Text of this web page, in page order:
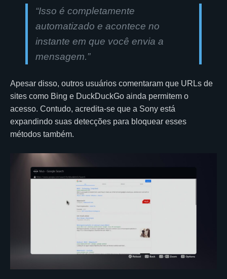
“Isso é completamente
automatizado e acontece no
instante em que você envia a
mensagem.”
Apesar disso, outros usuários comentaram que URLs de
sites como Bing e DuckDuckGo ainda permitem o
acesso. Contudo, acredita-se que a Sony está
expandindo suas detecções para bloquear esses
métodos também.